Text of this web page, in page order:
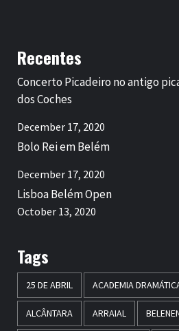
Recentes
Concerto Picadeiro no antigo
dos Coches
December 17, 2020
Bolo Rei em Belém
December 17, 2020
Lisboa Belém Open
October 13, 2020
Tags
25 DE ABRIL ACADEMIA
ALCÂNTARA ARRAIAL